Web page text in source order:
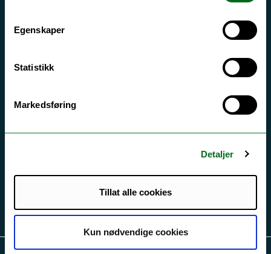
Egenskaper
Statistikk
Markedsføring
Detaljer
Tillat alle cookies
Kun nødvendige cookies